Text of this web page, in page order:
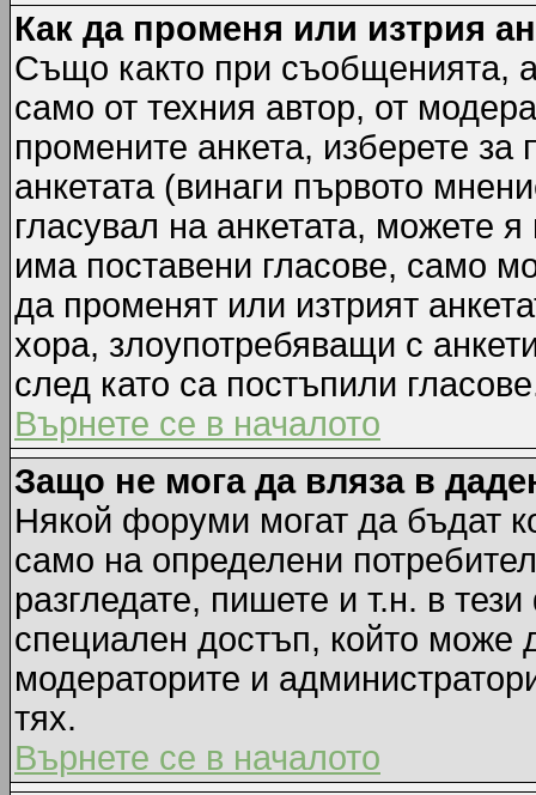
Как да променя или изтрия
Също както при съобщенията,
само от техния автор, от
промените анкета, изберете
анкетата (винаги първото
гласувал на анкетата, можете
има поставени гласове, само
да променят или изтрият
хора, злоупотребяващи с
след като са постъпили
Върнете се в началото
Защо не мога да вляза в
Някой форуми могат да бъдат
само на определени
разгледате, пишете и т.н. в
специален достъп, който може
модераторите и
тях.
Върнете се в началото